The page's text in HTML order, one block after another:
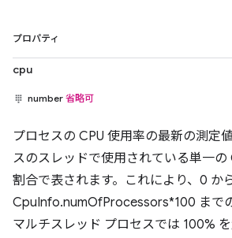
プロパティ
cpu
number 省略可
プロセスの CPU 使用率の最新の測定
スのスレッドで使用されている単一の
割合で表されます。これにより、0 か
CpuInfo.numOfProcessors*100 まで
マルチスレッド プロセスでは 100%